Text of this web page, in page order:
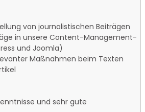
von journalistischen Beiträgen
in unsere Content-Management-
und Joomla)
Maßnahmen beim Texten
und sehr gute